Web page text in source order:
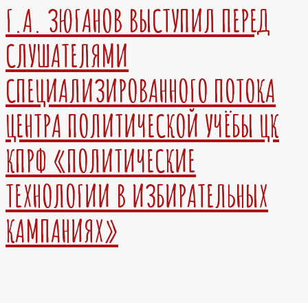
Г.А. ЗЮГАНОВ ВЫСТУПИЛ ПЕРЕД
СЛУШАТЕЛЯМИ
СПЕЦИАЛИЗИРОВАННОГО ПОТОКА
ЦЕНТРА ПОЛИТИЧЕСКОЙ УЧЁБЫ ЦК
КПРФ «ПОЛИТИЧЕСКИЕ
ТЕХНОЛОГИИ В ИЗБИРАТЕЛЬНЫХ
КАМПАНИЯХ»